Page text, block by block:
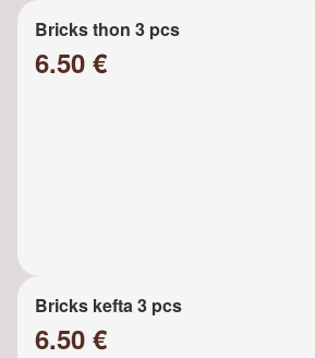
Bricks thon 3 pcs
6.50 €
Bricks kefta 3 pcs
6.50 €